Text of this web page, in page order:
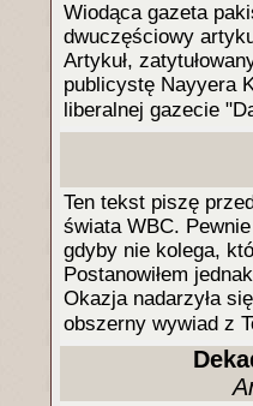
Wiodąca gazeta
dwuczęściowy
Artykuł,
publicystę Nayyera
liberalnej gazecie
Ten tekst piszę
świata WBC.
gdyby nie kolega,
Postanowiłem
Okazja nadarzyła
obszerny wywiad z